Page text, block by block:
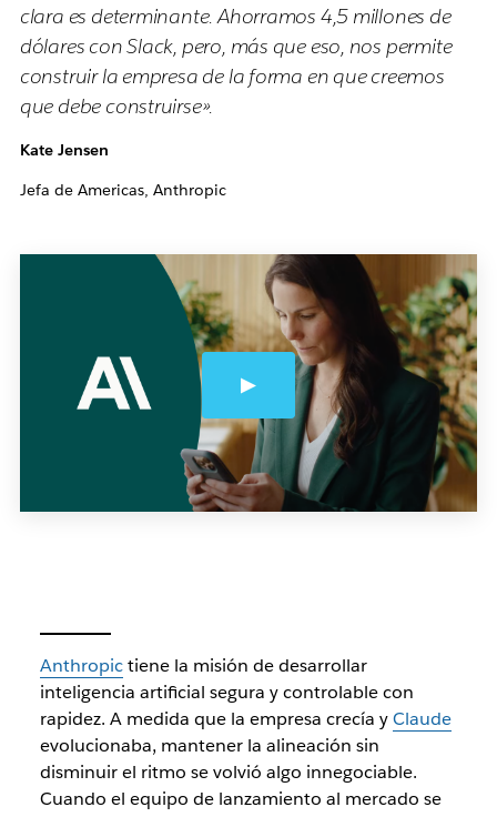
clara es determinante. Ahorramos 4,5 millones de
dólares con Slack, pero, más que eso, nos permite
construir la empresa de la forma en que creemos
que debe construirse».
Kate Jensen
Jefa de Americas, Anthropic
Anthropictiene la misión de desarrollar
inteligencia artificial segura y controlable con
rapidez. A medida que la empresa crecía yClaude
evolucionaba, mantener la alineación sin
disminuir el ritmo se volvió algo innegociable.
Cuando el equipo de lanzamiento al mercado se